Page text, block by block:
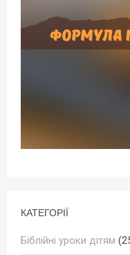
КАТЕГОРІЇ
Біблійні уроки дітям